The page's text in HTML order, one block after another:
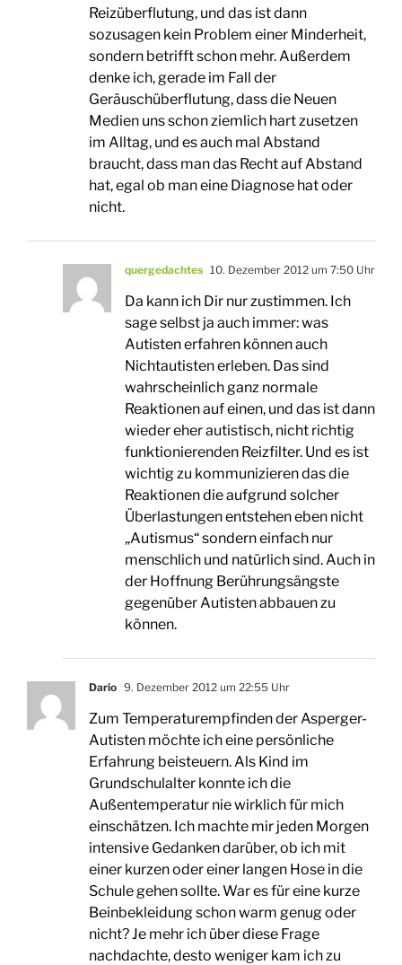
Reizüberflutung, und das ist dann
sozusagen kein Problem einer Minderheit,
sondern betrifft schon mehr. Außerdem
denke ich, gerade im Fall der
Geräuschüberflutung, dass die Neuen
Medien uns schon ziemlich hart zusetzen
im Alltag, und es auch mal Abstand
braucht, dass man das Recht auf Abstand
hat, egal ob man eine Diagnose hat oder
nicht.
quergedachtes 10. Dezember 2012 um 7:50 Uhr
Da kann ich Dir nur zustimmen. Ich
sage selbst ja auch immer: was
Autisten erfahren können auch
Nichtautisten erleben. Das sind
wahrscheinlich ganz normale
Reaktionen auf einen, und das ist dann
wieder eher autistisch, nicht richtig
funktionierenden Reizfilter. Und es ist
wichtig zu kommunizieren das die
Reaktionen die aufgrund solcher
Überlastungen entstehen eben nicht
„Autismus“ sondern einfach nur
menschlich und natürlich sind. Auch in
der Hoffnung Berührungsängste
gegenüber Autisten abbauen zu
können.
Dario 9. Dezember 2012 um 22:55 Uhr
Zum Temperaturempfinden der Asperger-
Autisten möchte ich eine persönliche
Erfahrung beisteuern. Als Kind im
Grundschulalter konnte ich die
Außentemperatur nie wirklich für mich
einschätzen. Ich machte mir jeden Morgen
intensive Gedanken darüber, ob ich mit
einer kurzen oder einer langen Hose in die
Schule gehen sollte. War es für eine kurze
Beinbekleidung schon warm genug oder
nicht? Je mehr ich über diese Frage
nachdachte, desto weniger kam ich zu